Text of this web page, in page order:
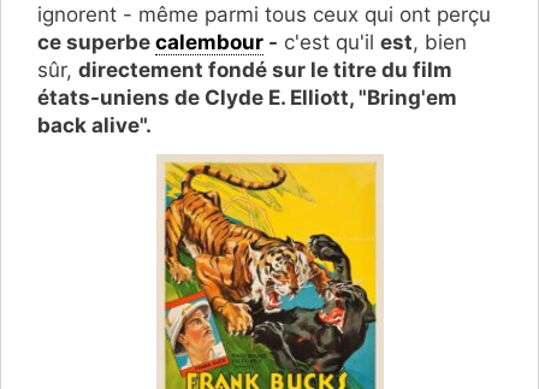
ignorent - même parmi tous ceux qui ont perçu
ce superbe calembour - c'est qu'il est, bien
sûr, directement fondé sur le titre du film
états-uniens de Clyde E. Elliott, "Bring'em
back alive".